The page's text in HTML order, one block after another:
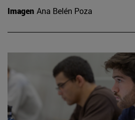
Imagen Ana Belén Poza